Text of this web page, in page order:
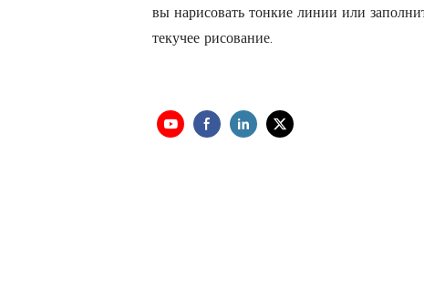
вы нарисовать тонкие линии или
текучее рисование.